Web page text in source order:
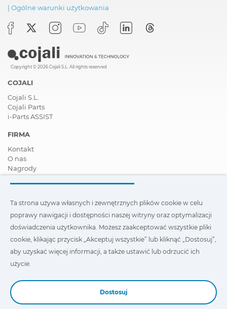
| Ogólne warunki użytkowania
Copyright © 2026 Cojali S.L. All rights reserved
COJALI
Cojali S.L.
Cojali Parts
i-Parts ASSIST
FIRMA
Kontakt
O nas
Nagrody
Certyfikaty
Społeczna Odpowiedzialność Biznesu
Aktualności
Film
FAQ - Najczęściej zadawane pytania
Ta strona wykorzystuje nasze własne i zewnętrzne pliki cookie,
aby poprawić nawigację i dostępność naszej witryny oraz
ustawić lub odmówić ich użycia.
Ta strona używa własnych i zewnętrznych plików cookie w celu
poprawy nawigacji i dostępności naszej witryny oraz optymalizacji
doświadczenia użytkownika. Możesz zaakceptować wszystkie pliki
cookie, klikając przycisk „Akceptuj wszystkie” lub kliknąć „Dostosuj”,
aby uzyskać więcej informacji, a także ustawić lub odrzucić ich
użycie.
Dostosuj